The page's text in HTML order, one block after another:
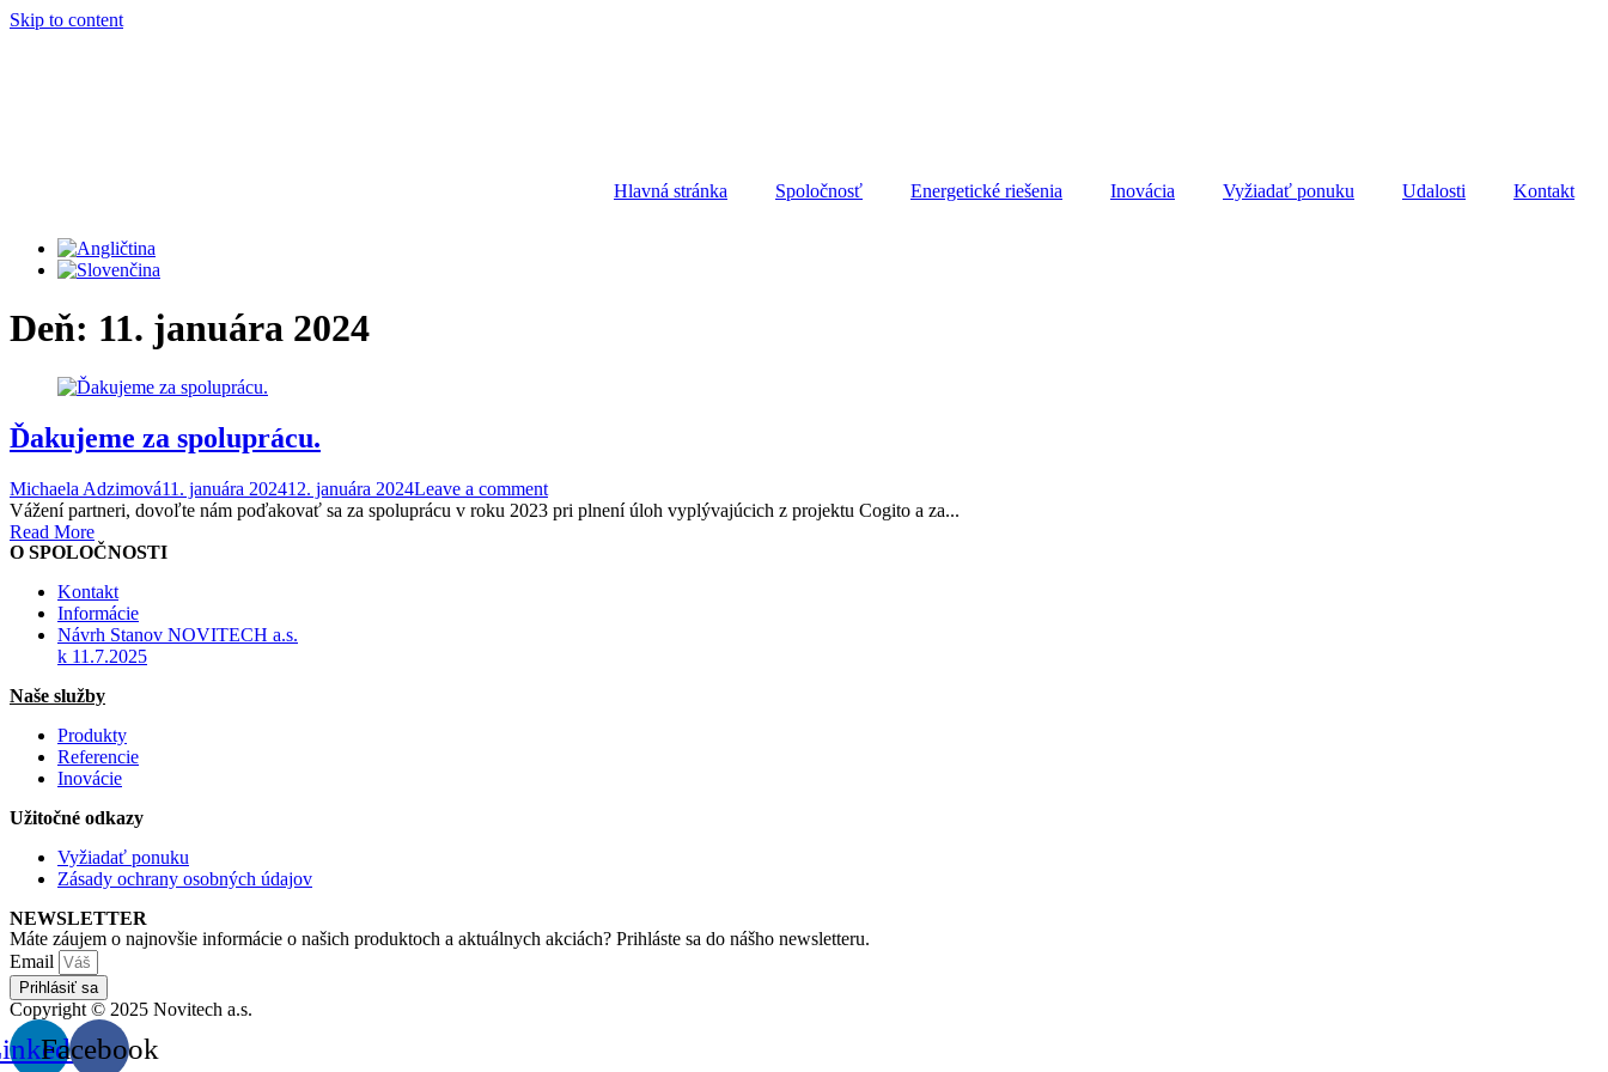
Skip to content
Hlavná stránka Spoločnosť Energetické riešenia Inovácia Vyžiadať ponuku Udalosti Kontakt
Deň: 11. januára 2024
Ďakujeme za spoluprácu.
Michaela Adzimová11. januára 202412. januára 2024Leave a comment
Vážení partneri, dovoľte nám poďakovať sa za spoluprácu v roku 2023 pri plnení úloh vyplývajúcich z projektu Cogito a za...
Read More
O SPOLOČNOSTI
Kontakt
Informácie
Návrh Stanov NOVITECH a.s.
k 11.7.2025
Naše služby
Produkty
Referencie
Inovácie
Užitočné odkazy
Vyžiadať ponuku
Zásady ochrany osobných údajov
NEWSLETTER
Máte záujem o najnovšie informácie o našich produktoch a aktuálnych akciách? Prihláste sa do nášho newsletteru.
Email
Prihlásiť sa
Copyright © 2025 Novitech a.s.
Facebook